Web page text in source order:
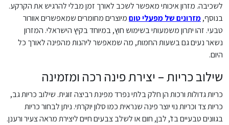
לשכיבה. מזרון איכותי מאפשר לשכב לאורך זמן מבלי להרגיש את הקרקע.
בנוסף,מזרונים של מפעלי טוםמיוצרים מחומרים שמאפשרים אוורור
טבעי. זהו יתרון משמעותי בשימוש חוץ, במיוחד בקיץ הישראלי. המזרון
נשאר נעים גם בשעות החמות, מה שמאפשר ליהנות מהפינה לאורך כל
היום.
שילוב כריות – יצירת פינה רכה ומזמינה
כריות גדולות ורכות הן חלק בלתי נפרד מפינת רביצה זוגית. שילוב כריות גב,
כריות צד וכריות נוי יוצר פינה שנראית כמו סלון יוקרתי. ניתן לבחור כריות
בגוונים טבעיים בז', לבן, חום או לשלב צבעים חיים ליצירת מראה צעיר ורענן.